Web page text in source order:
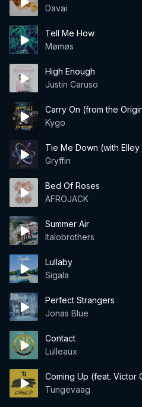
Davai
Tell Me How
Mømøs
High Enough
Justin Caruso
Carry On (from the
Kygo
Tie Me Down (with Elley
Gryffin
Bed Of Roses
AFROJACK
Summer Air
Italobrothers
Lullaby
Sigala
Perfect Strangers
Jonas Blue
Contact
Lulleaux
Coming Up (feat. Victor
Tungevaag